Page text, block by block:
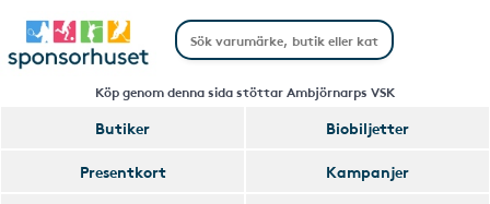
Köp genom denna sida stöttar Ambjörnarps VSK
Butiker
Biobiljetter
Presentkort
Kampanjer